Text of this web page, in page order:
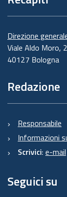
Direzione
Viale Aldo Moro,
40127 Bologna
Redazione
Responsabile
Informazioni
Scrivici: e-mail
Seguici su